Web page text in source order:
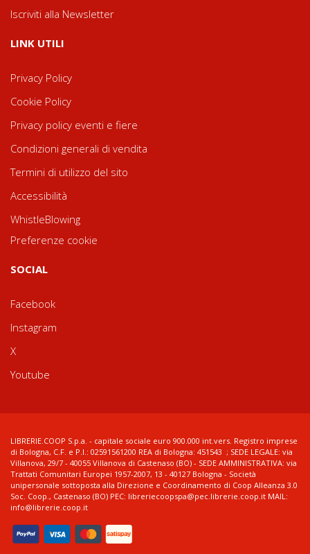
Iscriviti alla Newsletter
LINK UTILI
Privacy Policy
Cookie Policy
Privacy policy eventi e fiere
Condizioni generali di vendita
Termini di utilizzo del sito
Accessibilità
WhistleBlowing
Preferenze cookie
SOCIAL
Facebook
Instagram
X
Youtube
LIBRERIE.COOP S.p.a. - capitale sociale euro 900.000 int.vers. Registro imprese
di Bologna, C.F. e P.I.: 02591561200 REA di Bologna: 451543 ; SEDE LEGALE: via
Villanova, 29/7 - 40055 Villanova di Castenaso (BO) - SEDE AMMINISTRATIVA: via
Trattati Comunitari Europei 1957-2007, 13 - 40127 Bologna - Società
unipersonale sottoposta alla Direzione e Coordinamento di Coop Alleanza 3.0
Soc. Coop., Castenaso (BO) PEC: libreriecoopspa@pec.librerie.coop.it MAIL:
info@librerie.coop.it